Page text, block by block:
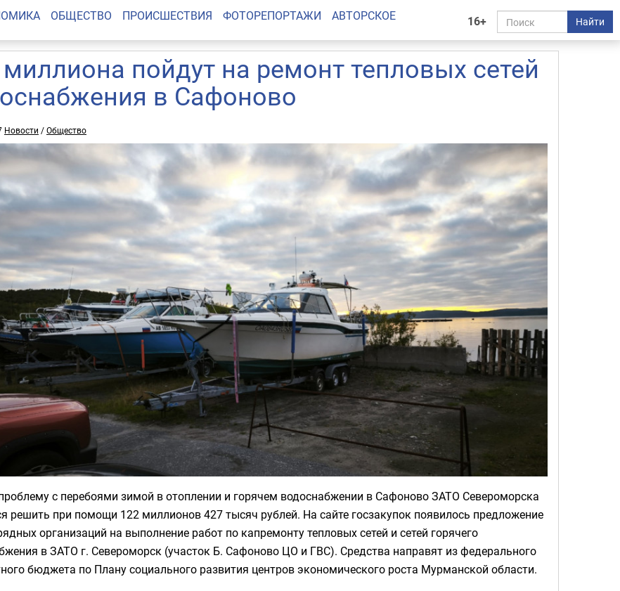
16+ Найти
ОБЩЕСТВО ПРОИСШЕСТВИЯ ФОТОРЕПОРТАЖИ АВТОРСКОЕ
пойдут на ремонт тепловых сетей
в Сафоново
Новости /Общество
с перебоями зимой в отоплении и горячем водоснабжении в Сафоново ЗАТО Североморска
решить при помощи 122 миллионов 427 тысяч рублей. На сайте госзакупок появилось предложение
организаций на выполнение работ по капремонту тепловых сетей и сетей горячего
в ЗАТО г. Североморск (участок Б. Сафоново ЦО и ГВС). Средства направят из федерального
бюджета по Плану социального развития центров экономического роста Мурманской области.